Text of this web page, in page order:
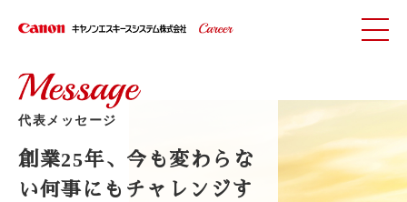
代表メッセージ
創業25年、今も変わらな
い何事にもチャレンジす